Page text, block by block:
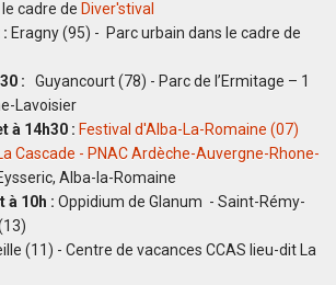
cadre de Diver'stival
Eragny (95) - Parc urbain dans le cadre de
: Guyancourt (78) - Parc de l’Ermitage – 1
Lavoisier
à 14h30 : Festival d'Alba-La-Romaine (07)
Cascade - PNAC Ardèche-Auvergne-Rhone-
Alba-la-Romaine
à 10h : Oppidium de Glanum - Saint-Rémy-
(11) - Centre de vacances CCAS lieu-dit La